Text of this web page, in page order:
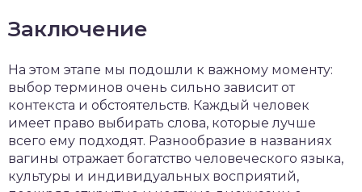
Заключение
На этом этапе мы подошли к важному моменту:
выбор терминов очень сильно зависит от
контекста и обстоятельств. Каждый человек
имеет право выбирать слова, которые лучше
всего ему подходят. Разнообразие в названиях
вагины отражает богатство человеческого языка,
культуры и индивидуальных восприятий,